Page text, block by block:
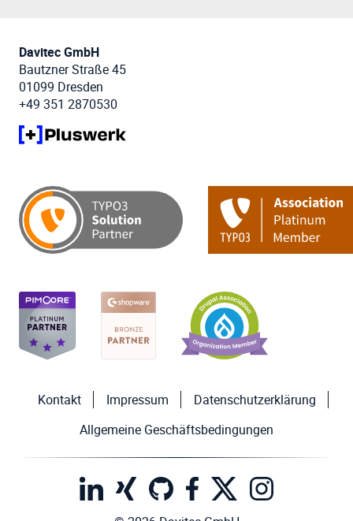
Davitec GmbH
Bautzner Straße 45
01099 Dresden
+49 351 2870530
Kontakt Impressum
Datenschutzerklärung
Allgemeine Geschäftsbedingungen